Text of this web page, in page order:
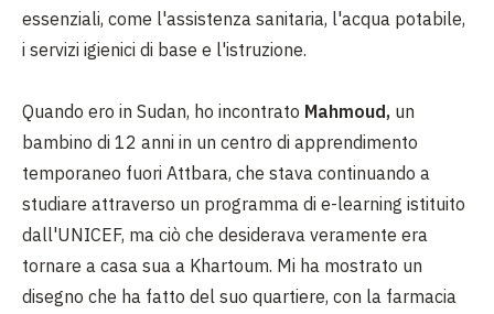
essenziali, come l'assistenza sanitaria, l'acqua potabile,
i servizi igienici di base e l'istruzione.
Quando ero in Sudan, ho incontrato Mahmoud, un
bambino di 12 anni in un centro di apprendimento
temporaneo fuori Attbara, che stava continuando a
studiare attraverso un programma di e-learning istituito
dall'UNICEF, ma ciò che desiderava veramente era
tornare a casa sua a Khartoum. Mi ha mostrato un
disegno che ha fatto del suo quartiere, con la farmacia